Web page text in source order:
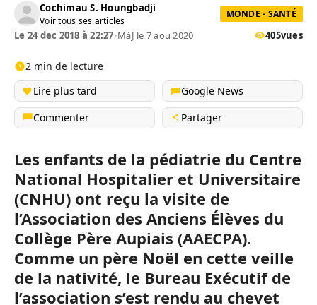
Cochimau S. Houngbadji
Voir tous ses articles
MONDE - SANTÉ
Le 24 dec 2018 à 22:27•MàJ le 7 aou 2020 405vues
2 min de lecture
Lire plus tard
Google News
Commenter
Partager
Les enfants de la pédiatrie du Centre
National Hospitalier et Universitaire
(CNHU) ont reçu la visite de
l’Association des Anciens Élèves du
Collège Père Aupiais (AAECPA).
Comme un père Noël en cette veille
de la nativité, le Bureau Exécutif de
l’association s’est rendu au chevet